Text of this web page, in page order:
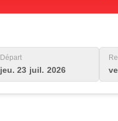
Départ
jeu. 23 juil. 2026